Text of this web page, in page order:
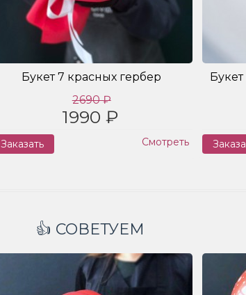
Букет 7 красных гербер
2690 ₽
1990 ₽
Заказать Смотреть
👍 СОВЕТУЕМ